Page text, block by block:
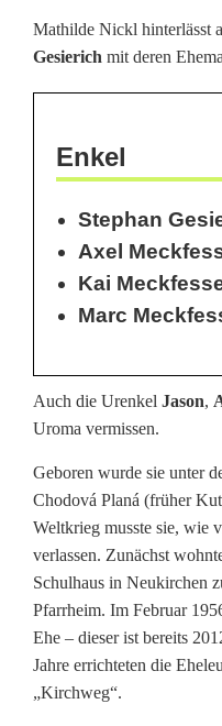
c
k
s
t
o
r
b
e
n
Mathilde Nickl hinterlässt
Gesierich mit deren
Enkel
Stephan
Axel
Kai
Marc
Auch die Urenkel Jason,
Uroma vermissen.
Geboren wurde sie unter
Chodová Planá (früher
Weltkrieg musste sie, wie
verlassen. Zunächst
Schulhaus in Neukirchen
Pfarrheim. Im Februar
Ehe – dieser ist bereits
Jahre errichteten die
„Kirchweg“.